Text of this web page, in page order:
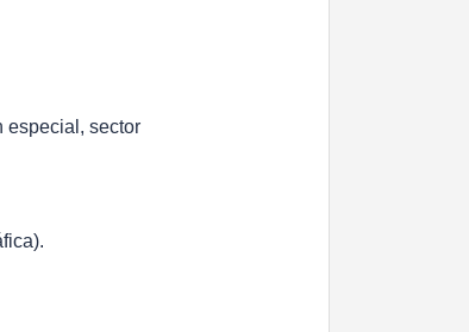
especial, sector